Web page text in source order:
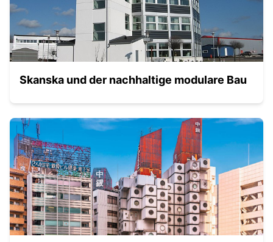
Skanska und der nachhaltige modulare Bau